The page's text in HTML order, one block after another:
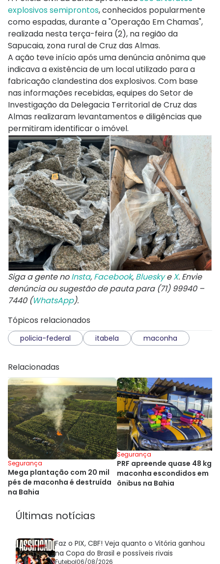
explosivos semiprontos, conhecidos popularmente
como espadas, durante a "Operação Em Chamas",
realizada nesta terça-feira (2), na região da
Sapucaia, zona rural de Cruz das Almas.
A ação teve início após uma denúncia anônima que
indicava a existência de um local utilizado para a
fabricação clandestina dos explosivos. Com base
nas informações recebidas, equipes do Setor de
Investigação da Delegacia Territorial de Cruz das
Almas realizaram levantamentos e diligências que
permitiram identificar o imóvel.
Siga a gente noInsta, Facebook, BlueskyeX. Envie
denúncia ou sugestão de pauta para (71) 99940 –
7440 (WhatsApp).
Tópicos relacionados
policia-federal itabela maconha
Relacionadas
Segurança
Mega plantação com 20 mil
pés de maconha é destruída
na Bahia
Segurança
PRF apreende quase 48 kg
maconha escondidos em
ônibus na Bahia
Últimas notícias
Faz o PIX, CBF! Veja quanto o Vitória ganhou
na Copa do Brasil e possíveis rivais
Futebol06/08/2026